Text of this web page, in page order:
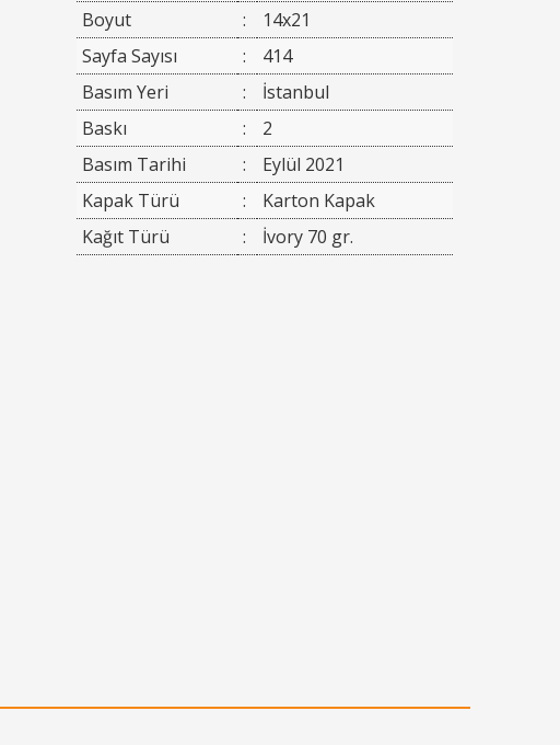
Boyut
:
14x21
Sayfa Sayısı
:
414
Basım Yeri
:
İstanbul
Baskı
:
2
Basım Tarihi
:
Eylül 2021
Kapak Türü
:
Karton Kapak
Kağıt Türü
: İvory 70 gr.